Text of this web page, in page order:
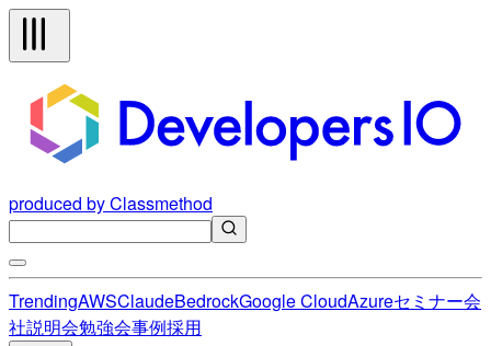
produced by Classmethod
TrendingAWSClaudeBedrockGoogle CloudAzureセミナー会
社説明会勉強会事例採用